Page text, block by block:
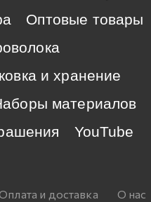
Оптовые товары
и хранение
материалов
YouTube
и доставка О нас